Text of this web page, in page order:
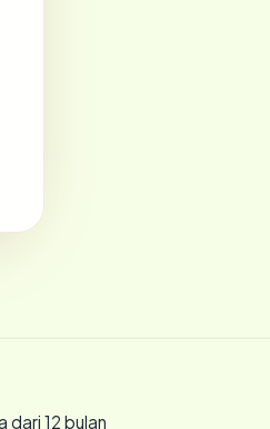
dari 12 bulan